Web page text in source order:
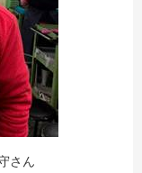
さん